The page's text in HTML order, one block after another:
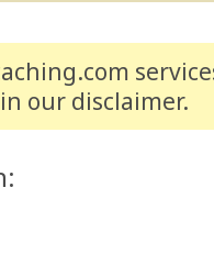
in our disclaimer.